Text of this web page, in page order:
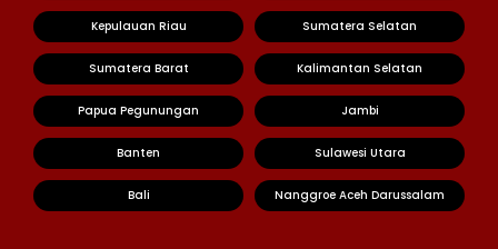
Kepulauan Riau Sumatera Selatan
Sumatera Barat Kalimantan Selatan
Papua Pegunungan Jambi
Banten Sulawesi Utara
Bali Nanggroe Aceh Darussalam